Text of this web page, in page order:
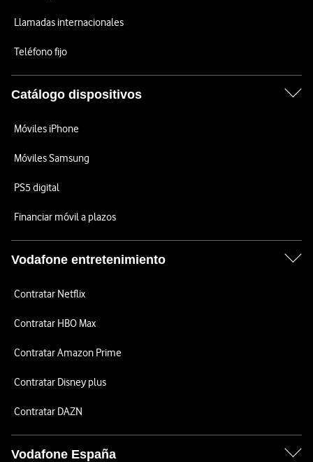
Llamadas internacionales
Teléfono fijo
Catálogo dispositivos
Móviles iPhone
Móviles Samsung
PS5 digital
Financiar móvil a plazos
Vodafone entretenimiento
Contratar Netflix
Contratar HBO Max
Contratar Amazon Prime
Contratar Disney plus
Contratar DAZN
Vodafone España